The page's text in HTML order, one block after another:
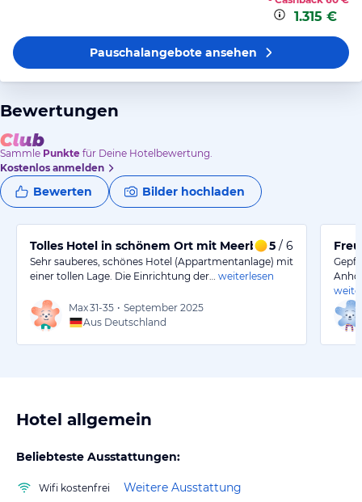
1.315 €
Pauschalangeboteansehen
Bewertungen
Sammle Punkte für Deine Hotelbewertung.
Kostenlos anmelden
Bewerten Bilder hochladen
Tolles Hotel in schönem Ort mit Meerblick
5 / 6
Sehr sauberes, schönes Hotel (Appartmentanlage) mit
einer tollen Lage. Die Einrichtung der…
weiterlesen
Max31-35 • September 2025
Aus Deutschland
Hotel allgemein
Beliebteste Ausstattungen:
Wifi kostenfrei Weitere Ausstattung